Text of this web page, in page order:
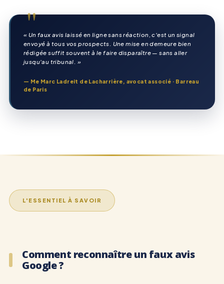
"
« Un faux avis laissé en ligne sans réaction, c'est un signal
envoyé à tous vos prospects. Une mise en demeure bien
rédigée suffit souvent à le faire disparaître — sans aller
jusqu'au tribunal. »
— Me Marc Ladreit de Lacharrière, avocat associé · Barreau
de Paris
L'ESSENTIEL À SAVOIR
Comment reconnaître un faux avis
Google ?